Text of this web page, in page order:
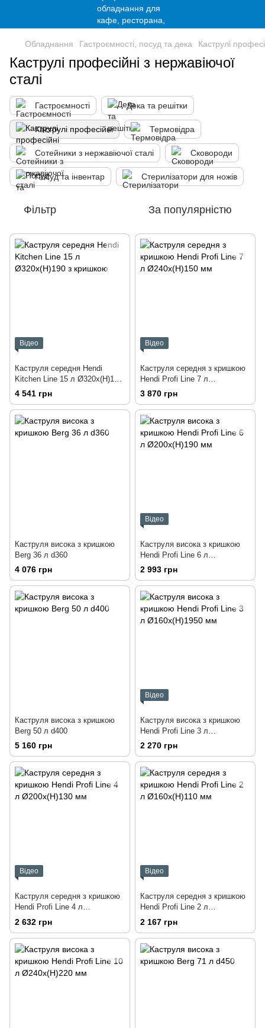
Обладнання Гастроємності, посуд та дека Каструлі
Каструлі професійні з нержавіючої
сталі
Гастроємності Дека та решітки
Каструлі професійні Термовідра
Сотейники з нержавіючої сталі Сковороди
Посуд та інвентар Стерилізатори для ножів
Фільтр За популярністю
Відео
Каструля середня Hendi
Kitchen Line 15 л Ø320x(H)190
з кришкою
4 541 грн
Відео
Каструля середня з кришкою
Hendi Profi Line 7 л
Ø240x(H)150 мм
3 870 грн
Каструля висока з кришкою
Berg 36 л d360
4 076 грн
Відео
Каструля висока з кришкою
Hendi Profi Line 6 л
Ø200x(H)190 мм
2 993 грн
Каструля висока з кришкою
Berg 50 л d400
5 160 грн
Відео
Каструля висока з кришкою
Hendi Profi Line 3 л
Ø160x(H)1950 мм
2 270 грн
Відео
Каструля середня з кришкою
Hendi Profi Line 4 л
Ø200x(H)130 мм
2 632 грн
Відео
Каструля середня з кришкою
Hendi Profi Line 2 л
Ø160x(H)110 мм
2 167 грн